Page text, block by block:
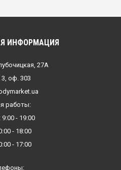
ИНФОРМАЦИЯ
27А
оф. 303
работы:
- 19:00
- 18:00
- 17:00